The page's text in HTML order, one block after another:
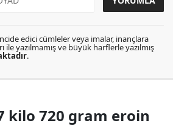
edici cümleler veya imalar, inançlara
ile yazılmamış ve büyük harflerle yazılmış
.
kilo 720 gram eroin